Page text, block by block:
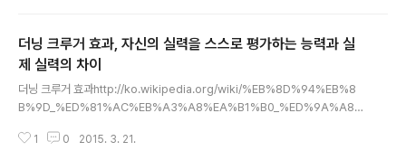
행 중이며, Arirang Radio에서도 활동 중이다. EBS 라디오 토플, EBS 라디오
토익, LISTENING POWER, MBC 라디오 ..
더닝 크루거 효과, 자신의 실력을 스스로 평가하는 능력과 실
제 실력의 차이
더닝 크루거 효과http://ko.wikipedia.org/wiki/%EB%8D%94%EB%8
B%9D_%ED%81%AC%EB%A3%A8%EA%B1%B0_%ED%9A%A8%
하나로, 능력이 없는 사람이 잘못된 결정을 내려 잘못된 결론에 도달하지만, 능
1 0 2015. 3. 21.